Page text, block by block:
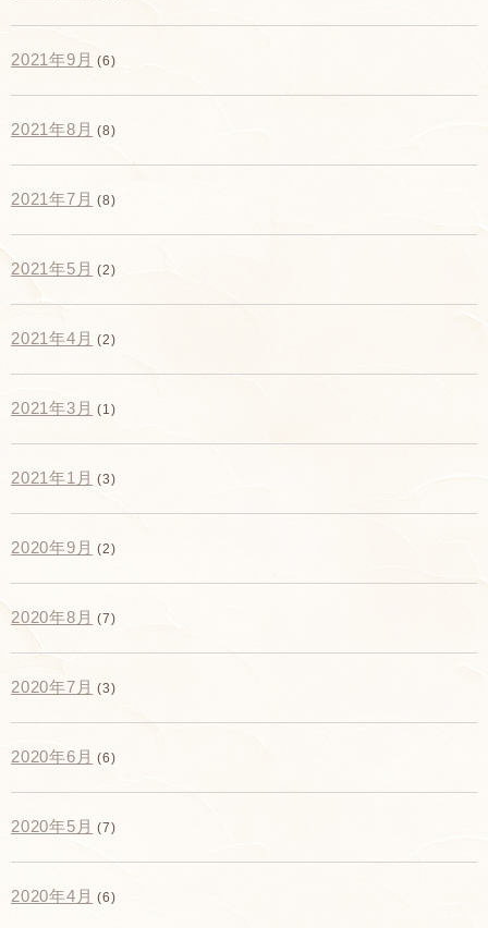
2021年9月 (6)
2021年8月 (8)
2021年7月 (8)
2021年5月 (2)
2021年4月 (2)
2021年3月 (1)
2021年1月 (3)
2020年9月 (2)
2020年8月 (7)
2020年7月 (3)
2020年6月 (6)
2020年5月 (7)
2020年4月 (6)